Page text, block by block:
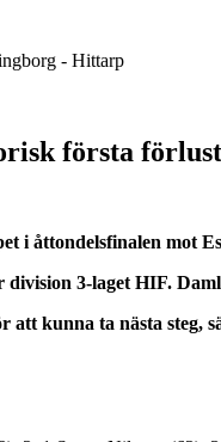
första
i åttondelsfinalen mot
3-laget HIF.
att kunna ta nästa steg,